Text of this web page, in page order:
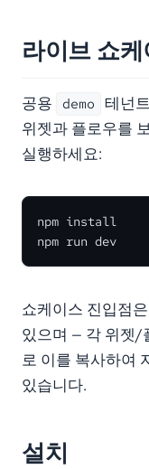
라이브 쇼
공용 demo 테넌
위젯과 플로우를
실행하세요:
npm install
npm run dev
쇼케이스 진입점은
있으며 — 각 위젯/
로 이를 복사하여
있습니다.
설치